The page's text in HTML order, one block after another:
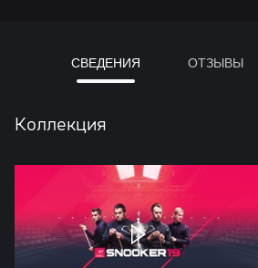
СВЕДЕНИЯ ОТЗЫВЫ
Коллекция